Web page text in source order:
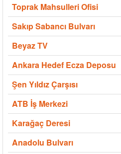
Toprak Mahsulleri Ofisi
Sakıp Sabancı Bulvarı
Beyaz TV
Ankara Hedef Ecza Deposu
Şen Yıldız Çarşısı
ATB İş Merkezi
Karağaç Deresi
Anadolu Bulvarı